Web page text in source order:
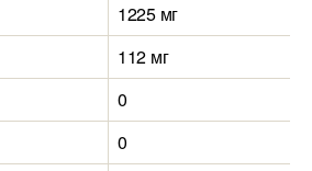
1225 мг
112 мг
0
0